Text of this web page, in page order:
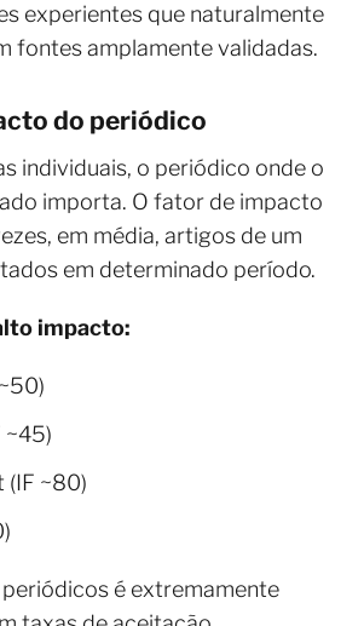
experientes que naturalmente
fontes amplamente validadas.
do periódico
individuais, o periódico onde o
importa. O fator de impacto
em média, artigos de um
em determinado período.
impacto:
~45)
(IF ~80)
periódicos é extremamente